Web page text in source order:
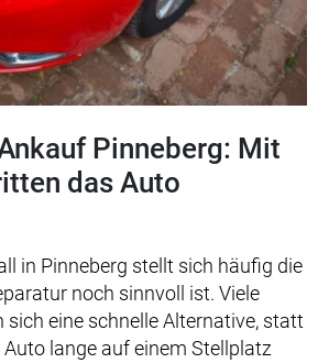
Pinneberg: Mit
das Auto
in Pinneberg stellt sich häufig die
noch sinnvoll ist. Viele
sich eine schnelle Alternative, statt
lange auf einem Stellplatz